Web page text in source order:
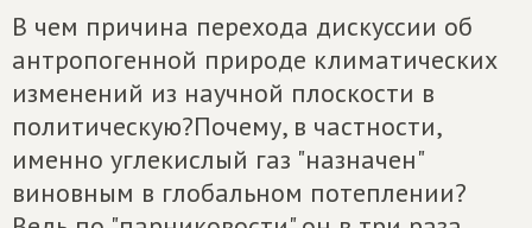
В чем причина перехода дискуссии об
антропогенной природе климатических
изменений из научной плоскости в
политическую?Почему, в частности,
именно углекислый газ "назначен"
виновным в глобальном потеплении?